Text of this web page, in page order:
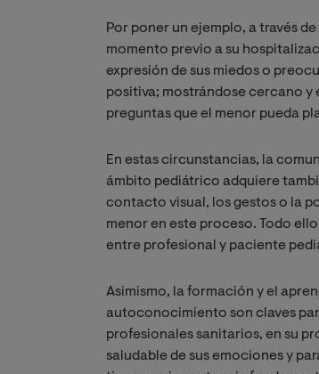
Por poner un ejemplo, a través
momento previo a su
expresión de sus miedos o
positiva; mostrándose cercano y
preguntas que el menor pueda
En estas circunstancias, la
ámbito pediátrico adquiere
contacto visual, los gestos o la
menor en este proceso. Todo
entre profesional y paciente
Asimismo, la formación y el
autoconocimiento son claves
profesionales sanitarios, en su
saludable de sus emociones y